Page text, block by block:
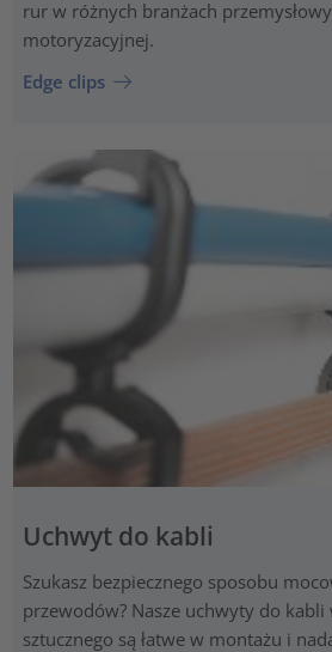
rur w różnych branżach
motoryzacyjnej.
Edge clips
Uchwyt do kabli
Szukasz bezpiecznego sposobu
przewodów? Nasze uchwyty do
sztucznego są łatwe w montażu i